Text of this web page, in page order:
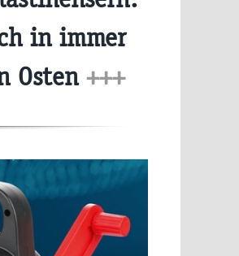
in immer
Osten +++